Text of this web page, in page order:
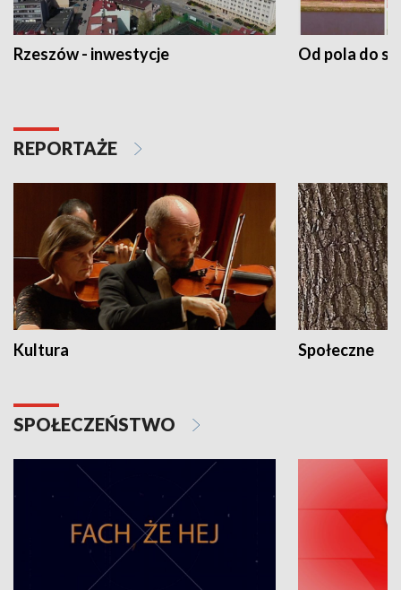
Rzeszów - inwestycje Od pola do
REPORTAŻE
Kultura Społeczne
SPOŁECZEŃSTWO